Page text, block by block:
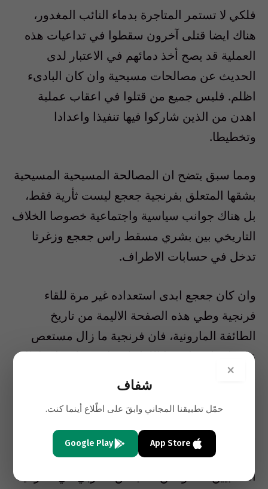
فلكي لا تستمر المتاجرة بدماء النائب المغدور،
هناك ايضا قتلى آخرون سقطوا في تداعيات هذه
العملية قد يصح أخذ دمائهم في الاعتبار لدى
الحديث عن مصالحات مسيحية وان كان البادىء
اظلم. فليس جميع من قتلوا في اعقاب عملية
اهدن من الذين شاركوا فيها تنفيذا واعدادا
وتخطيطا.
ومما سبق يتضح ان المصالحة المسيحية المسيحية
بشقها المتعلق بفرنجية جعجع ليست ثأرية فقط،
بل هناك جوانب سياسية واجتماعية خصوصا الخلاف
التاريخي بين بشري مسقط راس جعجع وزغرتا
تدخل في حسابات الاطراف.
وان كان جعجع ابدى استعداده غير مرة للقاء
فرنجية وطي هذه الصفحة الاليمة من تاريخ
الطائفة المارونية، فان فرنجية ما زال مستعص
على اجراء مثل هذا اللقاء لاسباب تتعلق بارتباطاته
مع القيادة السورية التي لا ترغب في ان يندمل هذا
وللتذكير فان القوات السورية كانت تنتشر اثناء
عملية اهدن في شمال لبنان وان مئات المسلحين
الكتائبيين انتقلوا من المجلس الحربي في الكرنتينا
×
شفاف
حمّل تطبيقنا المجاني وابقَ على اطّلاع أينما كنت.
App Store
Google Play